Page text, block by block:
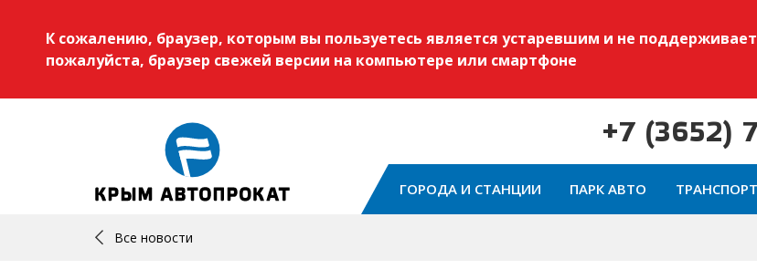
К сожалению, браузер, которым вы пользуетесь является устаревшим и не
пожалуйста, браузер свежей версии на компьютере или смартфоне
+7 (3652)
ГОРОДА И СТАНЦИИ ПАРК АВТО
Все новости